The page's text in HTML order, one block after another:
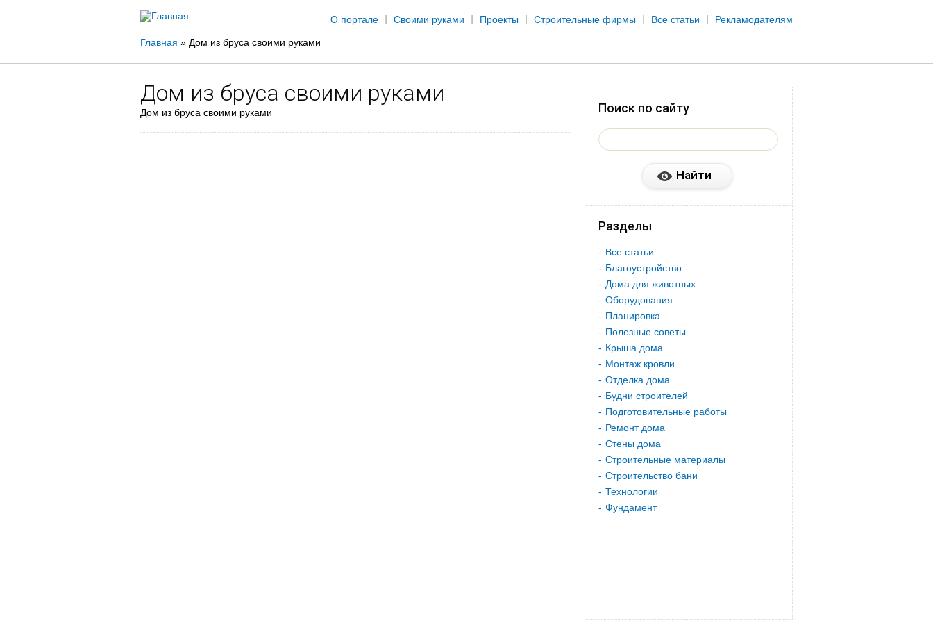
О портале
Своими руками Проекты Строительные фирмы Все статьи Рекламодателям
Вы
здесь
Главная » Дом из бруса своими руками
Дом из бруса своими руками
Дом из бруса своими руками Поиск по сайту
Разделы
Все статьи
Благоустройство
Дома для животных
Оборудования
Планировка
Полезные советы
Крыша дома
Монтаж кровли
Отделка дома
Будни строителей
Подготовительные работы
Ремонт дома
Стены дома
Строительные материалы
Строительство бани
Технологии
Фундамент